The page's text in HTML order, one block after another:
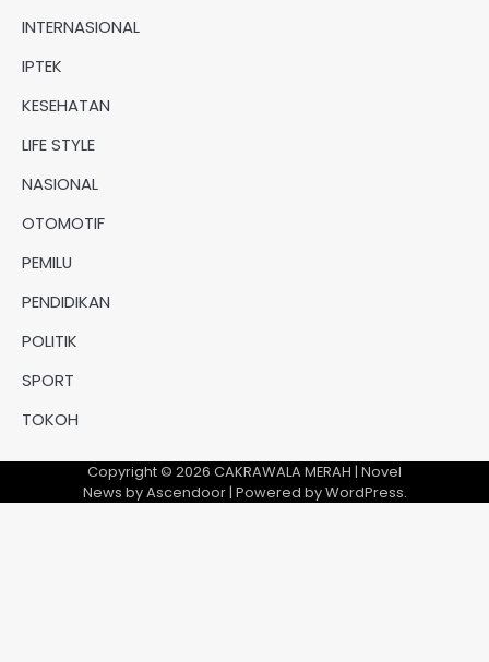
INTERNASIONAL
IPTEK
KESEHATAN
LIFE STYLE
NASIONAL
OTOMOTIF
PEMILU
PENDIDIKAN
POLITIK
SPORT
TOKOH
Copyright © 2026 CAKRAWALA MERAH | Novel
News byAscendoor| Powered byWordPress.